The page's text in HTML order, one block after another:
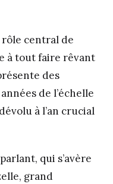
rôle central de
à tout faire rêvant
des
de l’échelle
à l’an crucial
qui s’avère
grand